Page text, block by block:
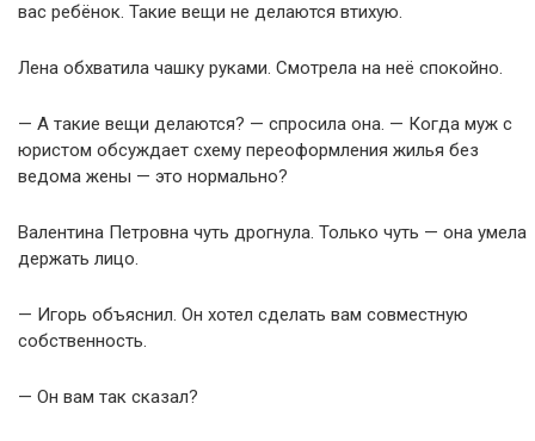
вас ребёнок. Такие вещи не делаются втихую.
Лена обхватила чашку руками. Смотрела на неё спокойно.
— А такие вещи делаются? — спросила она. — Когда муж с
юристом обсуждает схему переоформления жилья без
ведома жены — это нормально?
Валентина Петровна чуть дрогнула. Только чуть — она умела
держать лицо.
— Игорь объяснил. Он хотел сделать вам совместную
собственность.
— Он вам так сказал?